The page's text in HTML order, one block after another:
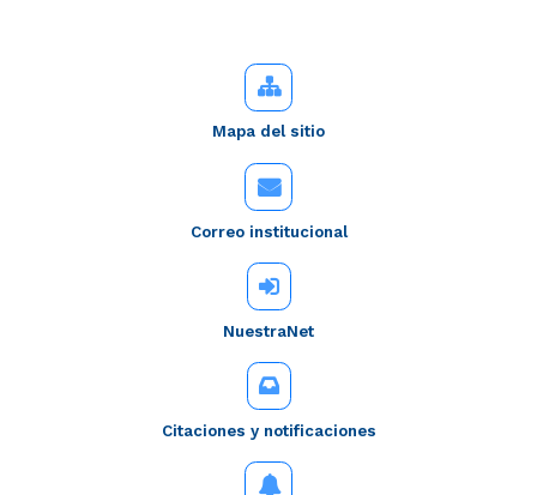
Mapa del sitio
Correo institucional
NuestraNet
Citaciones y notificaciones